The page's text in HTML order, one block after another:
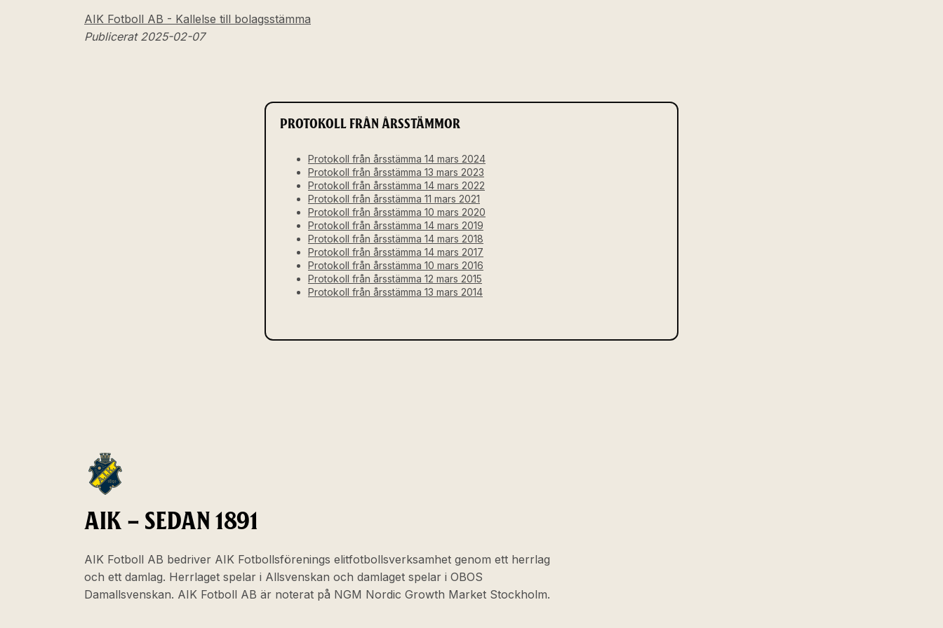
AIK Fotboll AB - Kallelse till bolagsstämma
Publicerat 2025-02-07
PROTOKOLL FRÅN ÅRSSTÄMMOR
Protokoll från årsstämma 14 mars 2024
Protokoll från årsstämma 13 mars 2023
Protokoll från årsstämma 14 mars 2022
Protokoll från årsstämma 11 mars 2021
Protokoll från årsstämma 10 mars 2020
Protokoll från årsstämma 14 mars 2019
Protokoll från årsstämma 14 mars 2018
Protokoll från årsstämma 14 mars 2017
Protokoll från årsstämma 10 mars 2016
Protokoll från årsstämma 12 mars 2015
Protokoll från årsstämma 13 mars 2014
AIK – SEDAN 1891
AIK Fotboll AB bedriver AIK Fotbollsförenings elitfotbollsverksamhet genom ett herrlag
och ett damlag. Herrlaget spelar i Allsvenskan och damlaget spelar i OBOS
Damallsvenskan. AIK Fotboll AB är noterat på NGM Nordic Growth Market Stockholm.